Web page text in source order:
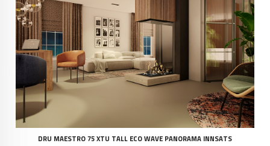
DRU MAESTRO 75 XTU TALL ECO WAVE PANORAMA INNSATS